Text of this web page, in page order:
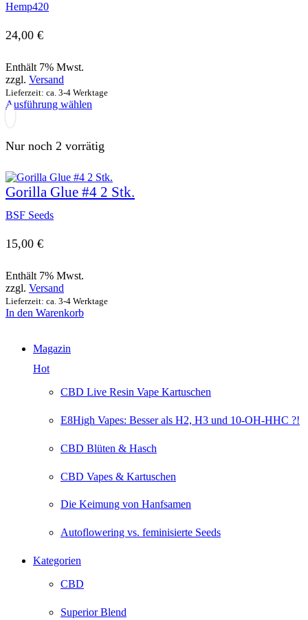
Hemp420
24,00 €
Enthält 7% Mwst.
zzgl. Versand
Lieferzeit: ca. 3-4 Werktage
Ausführung wählen
mehrere
Varianten
Die
Optionen
können
Nur noch 2 vorrätig
Gorilla Glue #4 2 Stk.
BSF Seeds
15,00 €
Enthält 7% Mwst.
zzgl. Versand
Lieferzeit: ca. 3-4 Werktage
In den Warenkorb
Magazin
Hot
CBD Live Resin Vape Kartuschen
E8High Vapes: Besser als H2, H3 und 10-OH-HHC ?!
CBD Blüten & Hasch
CBD Vapes & Kartuschen
Die Keimung von Hanfsamen
Autoflowering vs. feminisierte Seeds
Kategorien
CBD
Superior Blend